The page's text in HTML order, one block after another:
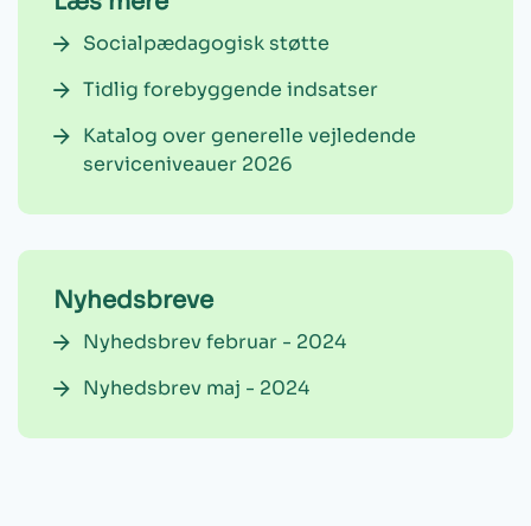
Socialpædagogisk støtte
Tidlig forebyggende indsatser
Katalog over generelle vejledende
serviceniveauer 2026
Nyhedsbreve
Nyhedsbrev februar - 2024
Nyhedsbrev maj - 2024